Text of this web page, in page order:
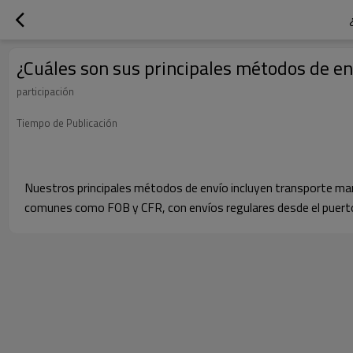
¿Cuáles son sus principales métodos de
participación
Tiempo de Publicación
Nuestros principales métodos de envío incluyen transporte
comunes como FOB y CFR, con envíos regulares desde el